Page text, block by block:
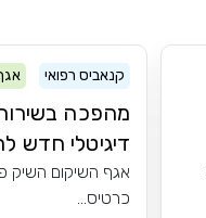
קנאביס רפואי
מהפכה
דיגיטלי חדש
אגף השיקום השיק
כרטיס...